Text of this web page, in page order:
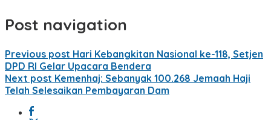
Post navigation
Previous post Hari Kebangkitan Nasional ke-118, Setjen
DPD RI Gelar Upacara Bendera
Next post Kemenhaj: Sebanyak 100.268 Jemaah Haji
Telah Selesaikan Pembayaran Dam